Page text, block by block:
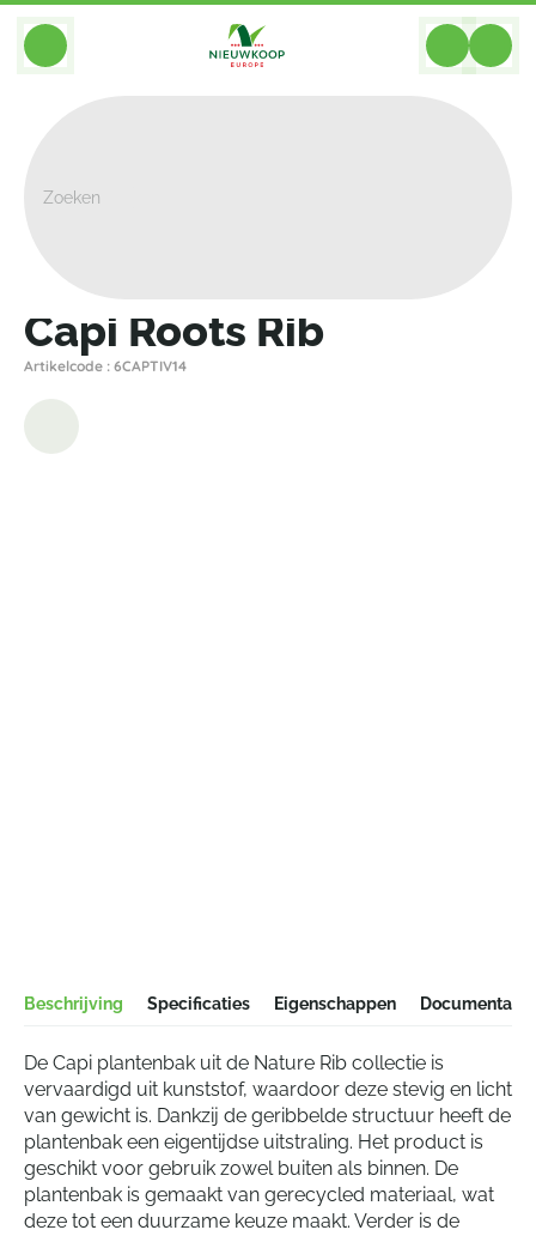
BACK
Capi Roots Rib
Artikelcode : 6CAPTIV14
Beschrijving Specificaties Eigenschappen Documentatie
De Capi plantenbak uit de Nature Rib collectie is
vervaardigd uit kunststof, waardoor deze stevig en licht
van gewicht is. Dankzij de geribbelde structuur heeft de
plantenbak een eigentijdse uitstraling. Het product is
geschikt voor gebruik zowel buiten als binnen. De
plantenbak is gemaakt van gerecycled materiaal, wat
deze tot een duurzame keuze maakt. Verder is de